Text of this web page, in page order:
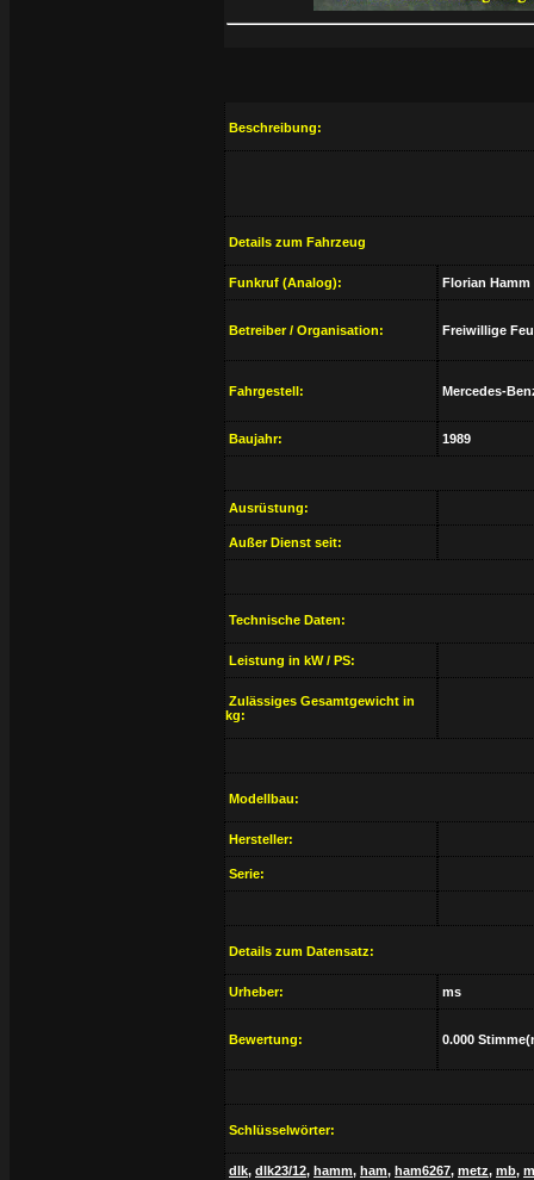
Beschreibung:
Details zum Fahrzeug
Funkruf (Analog): Florian Hamm
Betreiber / Organisation: Freiwillige
Fahrgestell: Mercedes-
Baujahr: 1989
Ausrüstung:
Außer Dienst seit:
Technische Daten:
Leistung in kW / PS:
Zulässiges Gesamtgewicht in
kg:
Modellbau:
Hersteller:
Serie:
Details zum Datensatz:
Urheber: ms
Bewertung: 0.000
Schlüsselwörter:
dlk, dlk23/12, hamm, ham, ham6267, metz, mb,